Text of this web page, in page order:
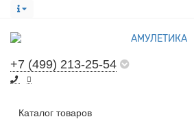
+7 (499) 213-25-54
Все категории
Каталог товаров